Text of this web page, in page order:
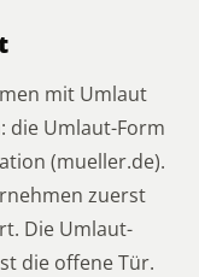
mit Umlaut
die Umlaut-Form
(mueller.de).
zuerst
Die Umlaut-
die offene Tür.